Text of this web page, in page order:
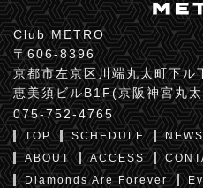
Club METRO
〒606-8396
京都市左京区川端丸太町下ル
恵美須ビルB1F(京阪神宮丸
075-752-4765
TOP SCHEDULE NEWS
ABOUT
ACCESS
Diamonds Are Forever